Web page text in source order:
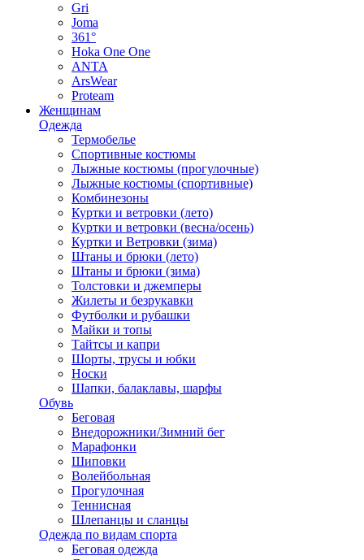
Gri
Joma
361°
Hoka One One
ANTA
ArsWear
Proteam
Женщинам
Одежда
Термобелье
Спортивные костюмы
Лыжные костюмы (прогулочные)
Лыжные костюмы (спортивные)
Комбинезоны
Куртки и ветровки (лето)
Куртки и ветровки (весна/осень)
Куртки и Ветровки (зима)
Штаны и брюки (лето)
Штаны и брюки (зима)
Толстовки и джемперы
Жилеты и безрукавки
Футболки и рубашки
Майки и топы
Тайтсы и капри
Шорты, трусы и юбки
Носки
Шапки, балаклавы, шарфы
Обувь
Беговая
Внедорожники/Зимний бег
Марафонки
Шиповки
Волейбольная
Прогулочная
Теннисная
Шлепанцы и сланцы
Одежда по видам спорта
Беговая одежда